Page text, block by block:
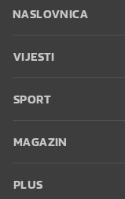
NASLOVNICA
VIJESTI
SPORT
MAGAZIN
PLUS